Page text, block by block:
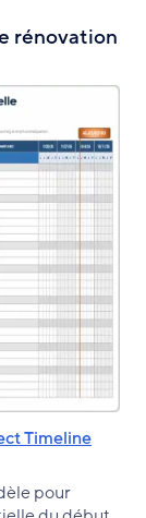
rénovation
Timeline
pour